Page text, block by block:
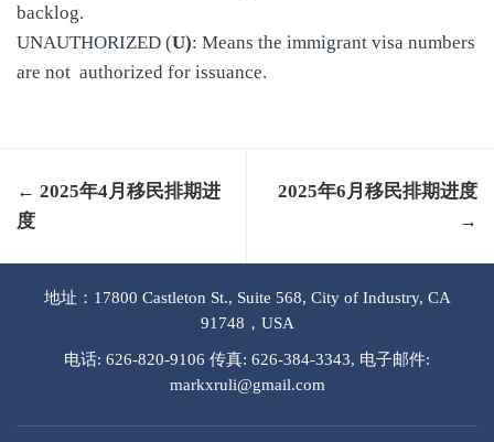
backlog.
UNAUTHORIZED (U): Means the immigrant visa numbers
are not authorized for issuance.
← 2025年4月移民排期进
度
2025年6月移民排期进度
→
地址：17800 Castleton St., Suite 568, City of Industry, CA
91748，USA
电话: 626-820-9106 传真: 626-384-3343, 电子邮件:
markxruli@gmail.com